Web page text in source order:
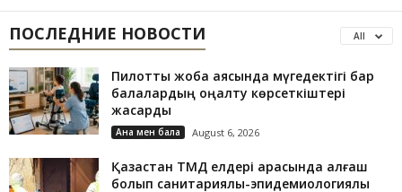
ПОСЛЕДНИЕ НОВОСТИ All
Пилоттық жоба аясында мүгедектігі бар
балалардың оңалту көрсеткіштері
жақсарды
Ана мен бала August 6, 2026
Қазақстан ТМД елдері арасында алғаш
болып санитариялық-эпидемиологиялық